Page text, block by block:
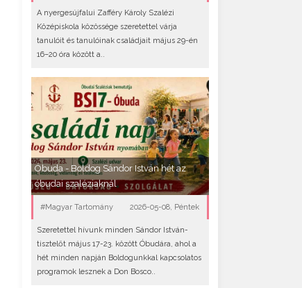
A nyergesújfalui Zafféry Károly Szalézi
Középiskola közössége szeretettel várja
tanulóit és tanulóinak családjait május 29-én
16–20 óra között a..
Óbuda - Boldog Sándor István hét az
óbudai szaléziaknál
#Magyar Tartomány 2026-05-08, Péntek
Szeretettel hívunk minden Sándor István-
tisztelőt május 17-23. között Óbudára, ahol a
hét minden napján Boldogunkkal kapcsolatos
programok lesznek a Don Bosco..